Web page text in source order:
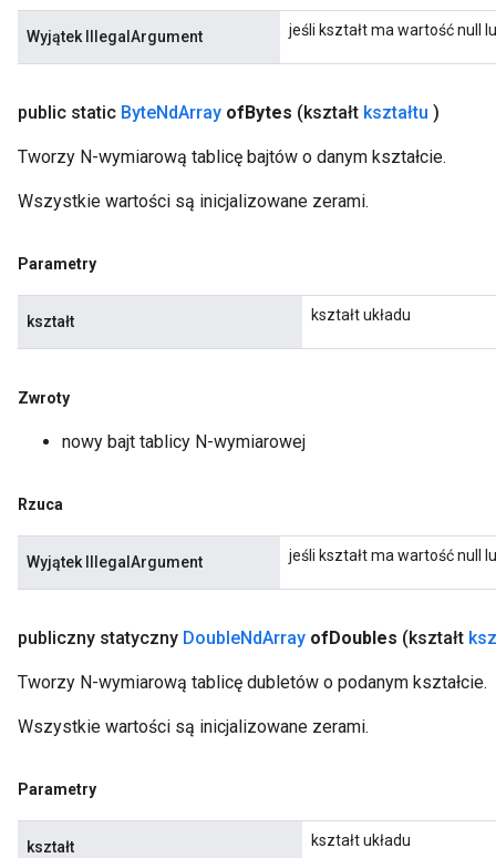
Wyjątek IllegalArgument jeśli kształt ma wartość null
public static ByteNdArray ofBytes (kształt kształtu )
Tworzy N-wymiarową tablicę bajtów o danym kształcie.
Wszystkie wartości są inicjalizowane zerami.
Parametry
kształt kształt układu
Zwroty
nowy bajt tablicy N-wymiarowej
Rzuca
Wyjątek IllegalArgument jeśli kształt ma wartość null
publiczny statyczny DoubleNdArray ofDoubles (kształt
Tworzy N-wymiarową tablicę dubletów o podanym kształcie.
Wszystkie wartości są inicjalizowane zerami.
Parametry
kształt kształt układu